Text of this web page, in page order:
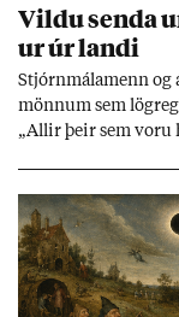
Vildu senda
ur úr landi
Stjórn­mála­menn
mönn­um sem
„All­ir þeir sem
óleið­rétt­ar.